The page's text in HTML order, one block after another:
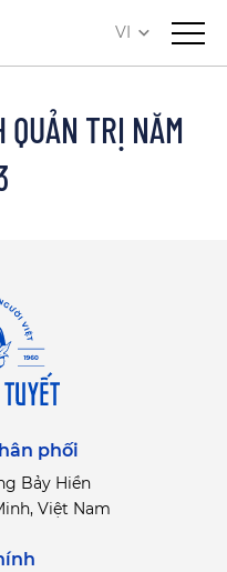
VI
QUẢN TRỊ NĂM
phối
Bảy Hiền
Việt Nam